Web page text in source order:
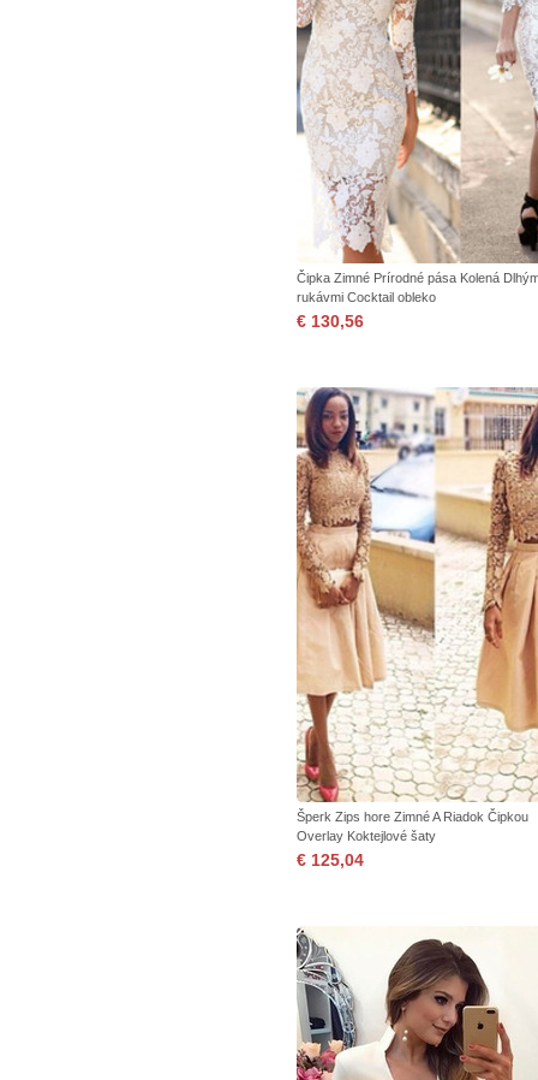
Čipka Zimné Prírodné pása Kolená
rukávmi Cocktail obleko
€ 130,56
Šperk Zips hore Zimné A Riadok Čipkou
Overlay Koktejlové šaty
€ 125,04